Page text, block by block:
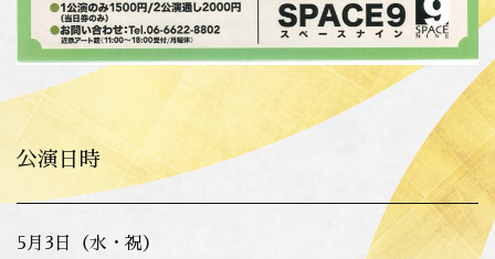
公演日時
5月3日（水・祝）